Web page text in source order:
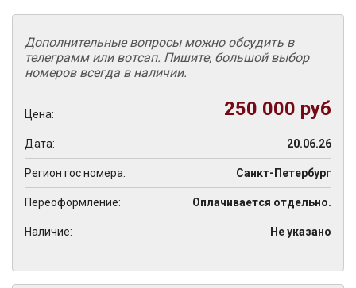
Дополнительные вопросы можно обсудить в
телеграмм или вотсап. Пишите, большой выбор
номеров всегда в наличии.
Цена: 250 000 руб
Дата: 20.06.26
Регион гос номера: Санкт-Петербург
Переоформление: Оплачивается отдельно.
Наличие: Не указано